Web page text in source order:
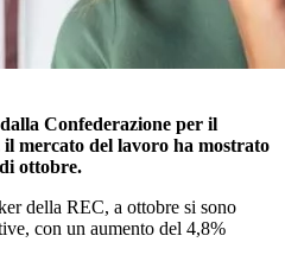
Confederazione per il
il mercato del lavoro ha mostrato
ottobre.
della REC, a ottobre si sono
con un aumento del 4,8%